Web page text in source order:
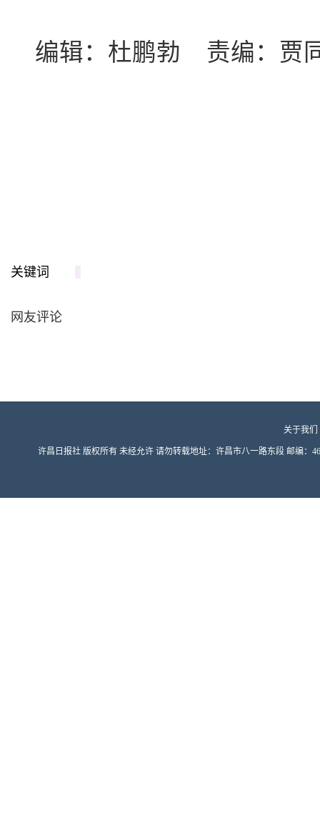
编辑：杜鹏勃 责编：贾
关键词
网友评论
关于我们
许昌日报社 版权所有 未经允许 请勿转载地址：许昌市八一路东段 邮编：